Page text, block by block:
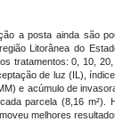
a posta ainda são
Litorânea do
tratamentos: 0, 10,
de luz (IL),
e acúmulo de
parcela (8,16 m²).
melhores